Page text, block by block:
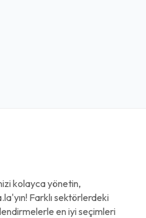
kolayca yönetin,
Farklı sektörlerdeki
en iyi seçimleri